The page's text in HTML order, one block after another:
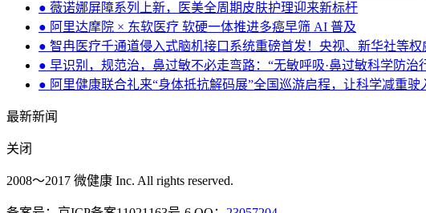
● 薇诺娜屏障系列上新，医美全周期皮肤护理迎来新标杆
● 阿里达摩院 × 东软医疗 软硬一体推进多癌早筛 AI 普及
● 智冉医疗千通道侵入式脑机接口系统重磅首发！央视、新华社等
● 早识别，规范治，鼻过敏不必走弯路：“无敏呼吸·鼻过敏科学防治
● 阿里健康联合礼来“身体抵抗解码展”全国巡游启程，让科学减重驶
最新新闻
关闭
2008～2017 微健康 Inc. All rights reserved.